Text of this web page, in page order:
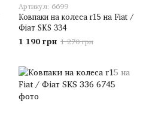
Артикул: 6699
Ковпаки на колеса r15 на Fiat /
Фіат SKS 334
1 190 грн 1 270 грн